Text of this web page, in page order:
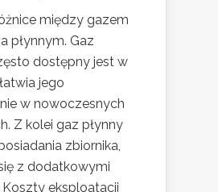
między gazem
płynnym. Gaz
dostępny jest w
jego
w nowoczesnych
Z kolei gaz płynny
zbiornika,
z dodatkowymi
eksploatacji